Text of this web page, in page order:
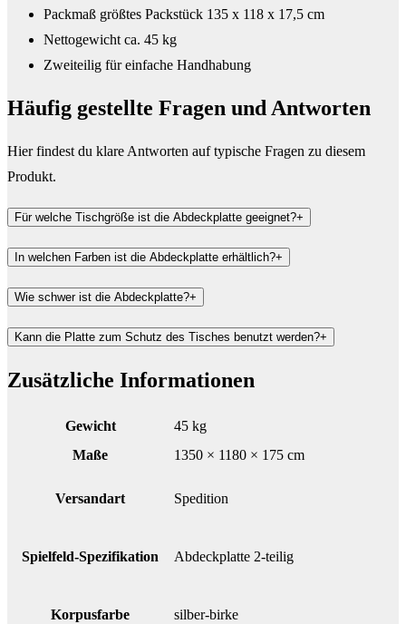
Packmaß größtes Packstück 135 x 118 x 17,5 cm
Nettogewicht ca. 45 kg
Zweiteilig für einfache Handhabung
Häufig gestellte Fragen undAntworten
Hier findest du klare Antworten auf typische Fragen zu diesem
Produkt.
Für welche Tischgröße ist die Abdeckplatte geeignet?+
In welchen Farben ist die Abdeckplatte erhältlich?+
Wie schwer ist die Abdeckplatte?+
Kann die Platte zum Schutz des Tisches benutzt werden?+
Zusätzliche Informationen
Gewicht
45 kg
Maße
1350 × 1180 × 175 cm
Versandart Spedition
Spielfeld-Spezifikation Abdeckplatte 2-teilig
Korpusfarbe silber-birke